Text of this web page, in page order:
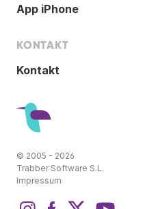
App iPhone
KONTAKT
Kontakt
© 2005 - 2026
Trabber Software S.L.
Impressum